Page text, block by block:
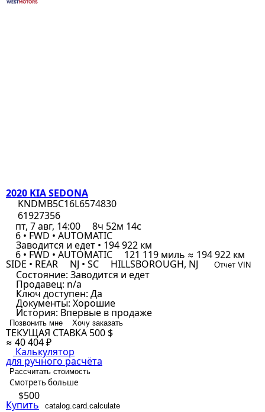
2020 KIA SEDONA
KNDMB5C16L6574830
61927356
пт, 7 авг, 14:00
8ч 52м 14с
6 • FWD • AUTOMATIC
Заводится и едет • 194 922 км
6 • FWD • AUTOMATIC 121 119 миль ≈ 194 922 км
SIDE • REAR NJ • SC HILLSBOROUGH, NJ Отчет VIN
Состояние: Заводится и едет
Продавец: n/a
Ключ доступен: Да
Документы: Хорошие
История: Впервые в продаже
Позвонить мне Хочу заказать
ТЕКУЩАЯ СТАВКА 500 $
≈ 40 404 ₽
Калькулятор
для ручного расчёта
Рассчитать стоимость
Смотреть больше
$500
Купить catalog.card.calculate